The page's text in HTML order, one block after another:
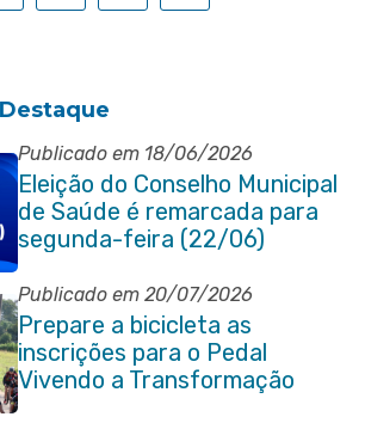
Publicado em 18/06/2026
Eleição do Conselho Municipal
de Saúde é remarcada para
segunda-feira (22/06)
Publicado em 20/07/2026
Prepare a bicicleta as
inscrições para o Pedal
Vivendo a Transformação
estão abertas em Itaboraí